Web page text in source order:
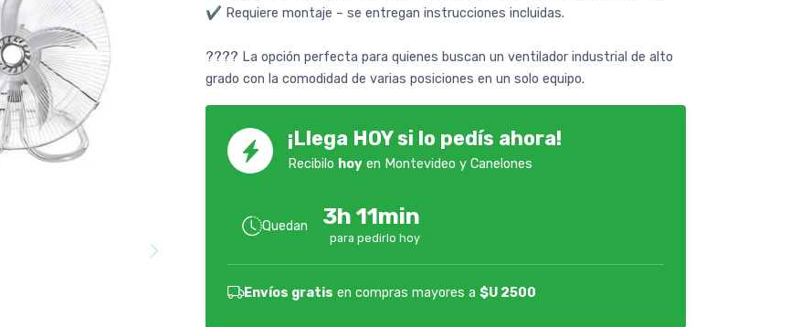
✔️ Requiere montaje – se entregan instrucciones incluidas.
???? La opción perfecta para quienes buscan un ventilador industrial de alto
grado con la comodidad de varias posiciones en un solo equipo.
¡Llega HOY si lo pedís ahora!
Recibilo hoy en Montevideo y Canelones
Quedan 3h 11min
para pedirlo hoy
Envíos gratis en compras mayores a $U 2500